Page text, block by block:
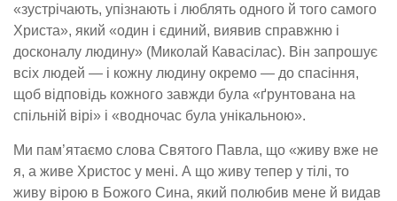
«зустрічають, упізнають і люблять одного й того самого
Христа», який «один і єдиний, виявив справжню і
досконалу людину» (Миколай Кавасілас). Він запрошує
всіх людей — і кожну людину окремо — до спасіння,
щоб відповідь кожного завжди була «ґрунтована на
спільній вірі» і «водночас була унікальною».
Ми пам’ятаємо слова Святого Павла, що «живу вже не
я, а живе Христос у мені. А що живу тепер у тілі, то
живу вірою в Божого Сина, який полюбив мене й видав